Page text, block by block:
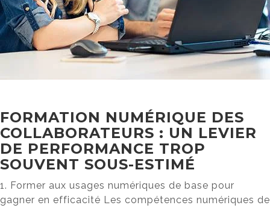
FORMATION NUMÉRIQUE DES
COLLABORATEURS : UN LEVIER
DE PERFORMANCE TROP
SOUVENT SOUS-ESTIMÉ
1. Former aux usages numériques de base pour
gagner en efficacité Les compétences numériques de